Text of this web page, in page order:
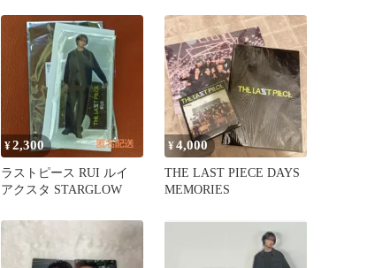
¥2,300
ラストピース RUI ルイ
アクスタ STARGLOW
¥4,000
THE LAST PIECE DAYS
MEMORIES